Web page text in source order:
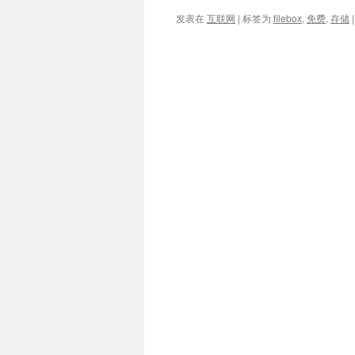
发表在互联网 | 标签为 filebox, 免费, 存储 |